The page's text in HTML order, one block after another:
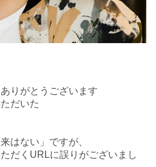
りがとうございます
だいた
はない」ですが、
だくURLに誤りがございまし